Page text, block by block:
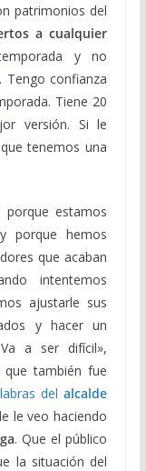
patrimonios del
a cualquier
y no
Tengo confianza
Tiene 20
versión. Si le
tenemos una
estamos
porque hemos
que acaban
intentemos
ajustarle sus
y hacer un
a ser difícil»,
también fue
delalcalde
le veo haciendo
. Que el público
la situación del